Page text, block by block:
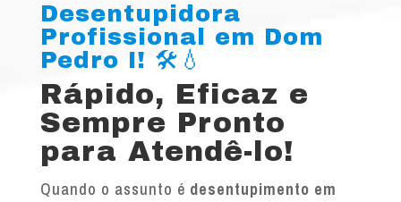
Desentupidora
Profissional em Dom
Pedro I! 🛠️💧
Rápido, Eficaz e
Sempre Pronto
para Atendê-lo!
Quando o assunto é desentupimento em